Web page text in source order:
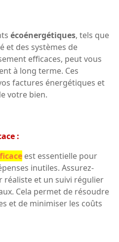
écoénergétiques, tels que
et des systèmes de
efficaces, peut vous
à long terme. Ces
factures énergétiques et
votre bien.
:
est essentielle pour
inutiles. Assurez-
réaliste et un suivi régulier
Cela permet de résoudre
et de minimiser les coûts